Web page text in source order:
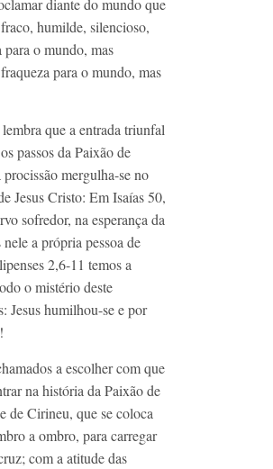
diante do mundo que
fraco, humilde, silencioso,
o mundo, mas
para o mundo, mas
que a entrada triunfal
passos da Paixão de
mergulha-se no
Jesus Cristo: Em Isaías 50,
sofredor, na esperança da
a própria pessoa de
2,6-11 temos a
o mistério deste
Jesus humilhou-se e por
a escolher com que
na história da Paixão de
de Cirineu, que se coloca
a ombro, para carregar
com a atitude das